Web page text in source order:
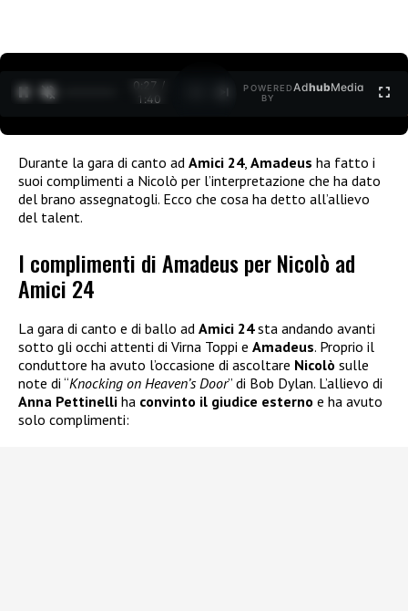
0:28 /
1:40
POWERED
BY
AdhubMedia
Durante la gara di canto ad Amici 24, Amadeus ha fatto i
suoi complimenti a Nicolò per l’interpretazione che ha dato
del brano assegnatogli. Ecco che cosa ha detto all’allievo
del talent.
I complimenti di Amadeus per Nicolò ad
Amici 24
La gara di canto e di ballo ad Amici 24sta andando avanti
sotto gli occhi attenti di Virna Toppi e Amadeus. Proprio il
conduttore ha avuto l’occasione di ascoltare Nicolò sulle
note di “Knocking on Heaven’s Door” di Bob Dylan. L’allievo di
Anna Pettinelli ha convinto il giudice esterno e ha avuto
solo complimenti: